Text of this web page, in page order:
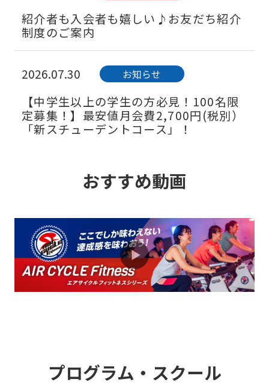
紹介者も入会者も嬉しい♪お友だち紹介
制度のご案内
2026.07.30 お知らせ
【中学生以上の学生の方必見！100名限
定募集！】最安値月会費2,700円(税別）
「新スチューデントコース」！
お知らせ
2026.07.30 お知らせ
大人気バイクプログラムAIR CYCLE
Fitnessを体験しよう！
シニアからセントラルライフをはじめよ
おすすめ動画
プログラム・スクール